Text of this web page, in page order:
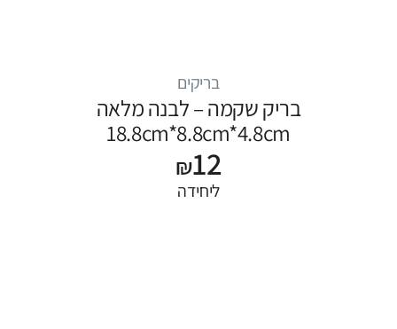
בריקים
בריק שקמה – לבנה מלאה
18.8cm*8.8cm*4.8cm
₪12
ליחידה